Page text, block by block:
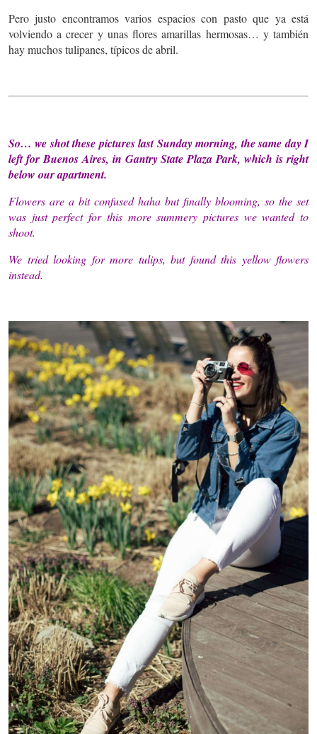
Pero justo encontramos varios espacios con pasto que ya está
volviendo a crecer y unas flores amarillas hermosas… y también
hay muchos tulipanes, típicos de abril.
So… we shot these pictures last Sunday morning, the same day I
left for Buenos Aires, in Gantry State Plaza Park, which is right
below our apartment.
Flowers are a bit confused haha but finally blooming, so the set
was just perfect for this more summery pictures we wanted to
shoot.
We tried looking for more tulips, but found this yellow flowers
instead.